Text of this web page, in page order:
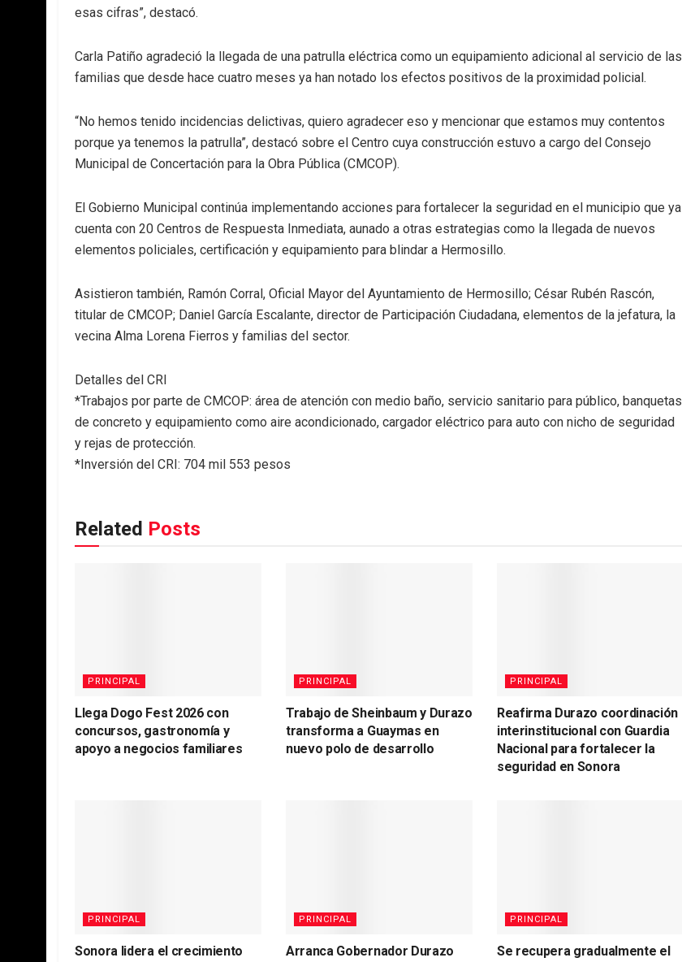
esas cifras”, destacó.
Carla Patiño agradeció la llegada de una patrulla eléctrica como un equipamiento adicional al servicio de las
familias que desde hace cuatro meses ya han notado los efectos positivos de la proximidad policial.
“No hemos tenido incidencias delictivas, quiero agradecer eso y mencionar que estamos muy contentos
porque ya tenemos la patrulla”, destacó sobre el Centro cuya construcción estuvo a cargo del Consejo
Municipal de Concertación para la Obra Pública (CMCOP).
El Gobierno Municipal continúa implementando acciones para fortalecer la seguridad en el municipio que ya
cuenta con 20 Centros de Respuesta Inmediata, aunado a otras estrategias como la llegada de nuevos
elementos policiales, certificación y equipamiento para blindar a Hermosillo.
Asistieron también, Ramón Corral, Oficial Mayor del Ayuntamiento de Hermosillo; César Rubén Rascón,
titular de CMCOP; Daniel García Escalante, director de Participación Ciudadana, elementos de la jefatura, la
vecina Alma Lorena Fierros y familias del sector.
Detalles del CRI
*Trabajos por parte de CMCOP: área de atención con medio baño, servicio sanitario para público, banquetas
de concreto y equipamiento como aire acondicionado, cargador eléctrico para auto con nicho de seguridad
y rejas de protección.
*Inversión del CRI: 704 mil 553 pesos
Related Posts
PRINCIPAL
Llega Dogo Fest 2026 con
concursos, gastronomía y
apoyo a negocios familiares
PRINCIPAL
Trabajo de Sheinbaum y Durazo
transforma a Guaymas en
nuevo polo de desarrollo
PRINCIPAL
Reafirma Durazo coordinación
interinstitucional con Guardia
Nacional para fortalecer la
seguridad en Sonora
PRINCIPAL
Sonora lidera el crecimiento
PRINCIPAL
Arranca Gobernador Durazo
PRINCIPAL
Se recupera gradualmente el